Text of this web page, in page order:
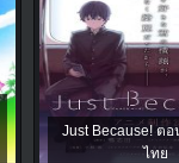
Just Because! ต
ไทย